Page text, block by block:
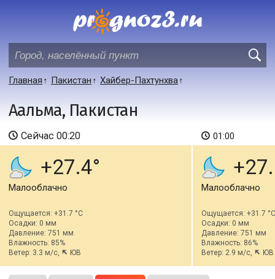
Главная Пакистан Хайбер-Пахтунхва
Аальма, Пакистан
Сейчас 00:20
+27.4
Малооблачно
Ощущается: +31.7 °C
Осадки: 0 мм
Давление: 751 мм
Влажность: 85%
Ветер: 3.3 м/с,
ЮВ
01:00
Малооблачно
Ощущается: +31.7 °C
Осадки: 0 мм
Давление: 751 мм
Влажность: 86%
Ветер: 2.9 м/с,
ЮВ